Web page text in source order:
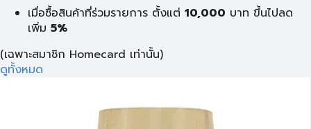
เมื่อซื้อสินค้าที่ร่วมรายการ ตั้งแต่ 10,000 บาท ขึ้นไปลด
เพิ่ม 5%
(เฉพาะสมาชิก Homecard เท่านั้น)
ดูทั้งหมด